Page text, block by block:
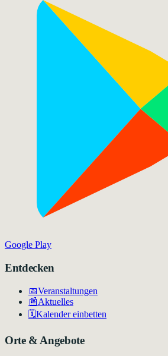
Google Play
Entdecken
📅Veranstaltungen
📰Aktuelles
🗓️Kalender einbetten
Orte & Angebote